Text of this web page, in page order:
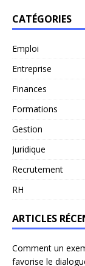
CATÉGORIES
Emploi
Entreprise
Finances
Formations
Gestion
Juridique
Recrutement
RH
ARTICLES
Comment un
favorise le